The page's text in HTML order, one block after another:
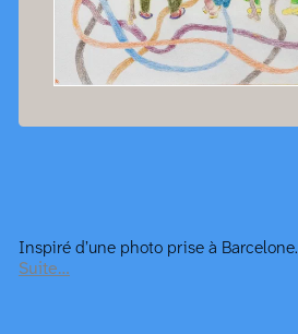
Inspiré d’une photo prise à Barcelone.
Suite…